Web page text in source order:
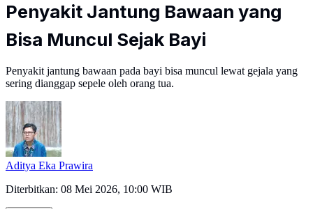
Penyakit Jantung Bawaan yang
Bisa Muncul Sejak Bayi
Penyakit jantung bawaan pada bayi bisa muncul lewat gejala yang
sering dianggap sepele oleh orang tua.
Aditya Eka Prawira
Diterbitkan: 08 Mei 2026, 10:00 WIB